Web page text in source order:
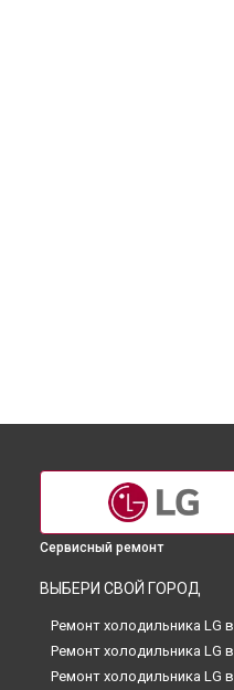
Сервисный ремонт
ВЫБЕРИ СВОЙ ГОРОД
Ремонт холодильника LG в
Ремонт холодильника LG в
Ремонт холодильника LG в